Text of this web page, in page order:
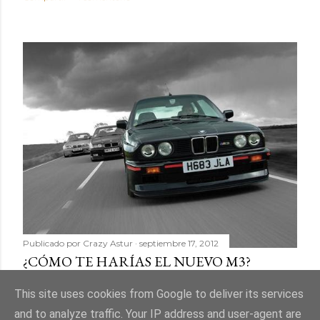
Publicado por Crazy Astur septiembre 17, 2012
¿CÓMO TE HARÍAS EL NUEVO M3?
This site uses cookies from Google to deliver its services
and to analyze traffic. Your IP address and user-agent are